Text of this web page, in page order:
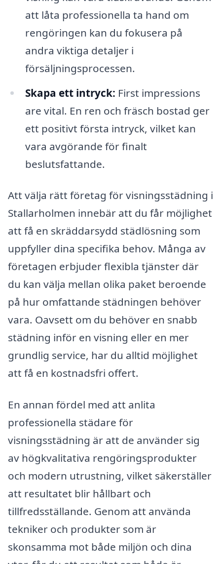
att låta professionella ta hand om
rengöringen kan du fokusera på
andra viktiga detaljer i
försäljningsprocessen.
Skapa ett intryck: First impressions
are vital. En ren och fräsch bostad ger
ett positivt första intryck, vilket kan
vara avgörande för finalt
beslutsfattande.
Att välja rätt företag för visningsstädning i
Stallarholmen innebär att du får möjlighet
att få en skräddarsydd städlösning som
uppfyller dina specifika behov. Många av
företagen erbjuder flexibla tjänster där
du kan välja mellan olika paket beroende
på hur omfattande städningen behöver
vara. Oavsett om du behöver en snabb
städning inför en visning eller en mer
grundlig service, har du alltid möjlighet
att få en kostnadsfri offert.
En annan fördel med att anlita
professionella städare för
visningsstädning är att de använder sig
av högkvalitativa rengöringsprodukter
och modern utrustning, vilket säkerställer
att resultatet blir hållbart och
tillfredsställande. Genom att använda
tekniker och produkter som är
skonsamma mot både miljön och dina